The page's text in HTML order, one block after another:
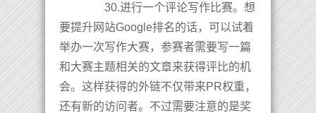
30.进行一个评论写作比赛。想
要提升网站Google排名的话，可以试着
举办一次写作大赛，参赛者需要写一篇
和大赛主题相关的文章来获得评比的机
会。这样获得的外链不仅带来PR权重，
还有新的访问者。不过需要注意的是奖